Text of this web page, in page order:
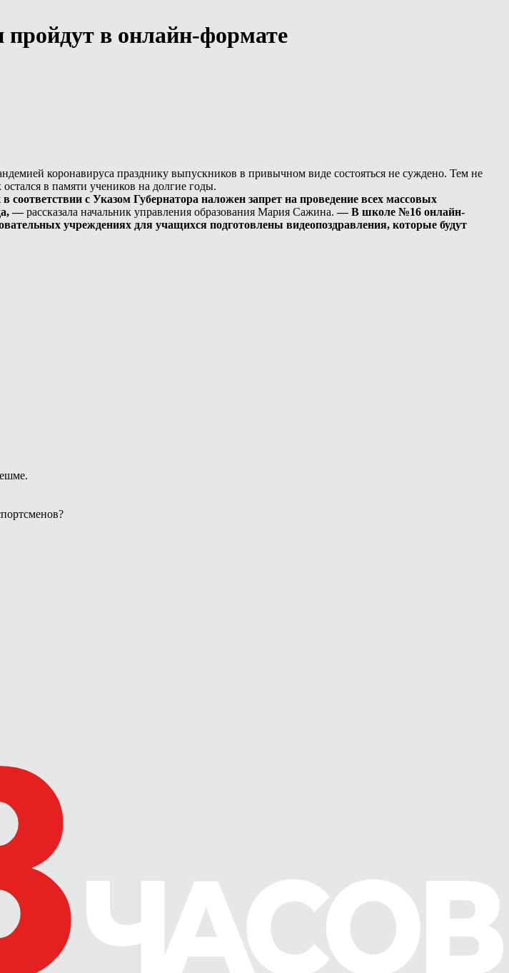
в онлайн-формате
коронавируса празднику выпускников в привычном виде состояться не суждено. Тем не
в памяти учеников на долгие годы.
с Указом Губернатора наложен запрет на проведение всех массовых
—рассказала начальник управления образования Мария Сажина. — В школе №16 онлайн-
учреждениях для учащихся подготовлены видеопоздравления, которые будут